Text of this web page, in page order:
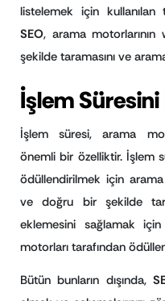
listelemek için kullanılan
SEO, arama
şekilde taramasını ve
İşlem Süresini
İşlem süresi, arama
önemli bir özelliktir. İşlem
ödüllendirilmek için
ve doğru bir şekilde
eklemesini sağlamak
motorları tarafından
Bütün bunların dışında,